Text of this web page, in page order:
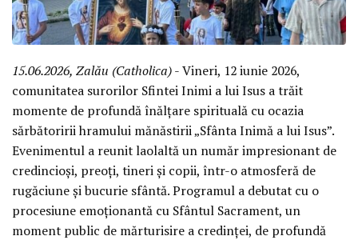
15.06.2026, Zalău (Catholica)- Vineri, 12 iunie 2026,
comunitatea surorilor Sfintei Inimi a lui Isus a trăit
momente de profundă înălțare spirituală cu ocazia
sărbătoririi hramului mănăstirii „Sfânta Inimă a lui Isus”.
Evenimentul a reunit laolaltă un număr impresionant de
credincioși, preoți, tineri și copii, într-o atmosferă de
rugăciune și bucurie sfântă. Programul a debutat cu o
procesiune emoționantă cu Sfântul Sacrament, un
moment public de mărturisire a credinței, de profundă